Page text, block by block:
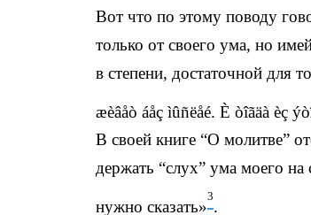
Вот что по этому поводу
только от своего ума, но
в степени, достаточной для
æèâåò áåç ìûñëåé. È òîãäà èç
В своей книге “О молитве”
держать “слух” ума моего
нужно сказать»
3
.